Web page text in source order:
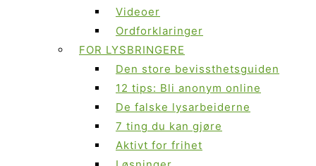
Videoer
Ordforklaringer
FOR LYSBRINGERE
Den store bevissthetsguiden
12 tips: Bli anonym online
De falske lysarbeiderne
7 ting du kan gjøre
Aktivt for frihet